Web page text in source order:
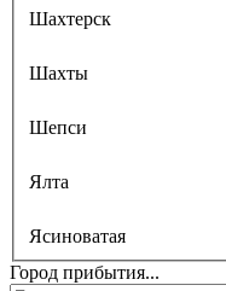
Шахтерск
Шахты
Шепси
Ялта
Ясиноватая
Город прибытия...